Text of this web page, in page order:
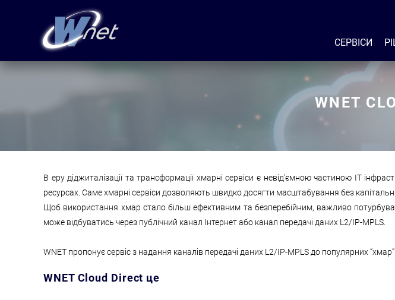
СЕРВІСИ
WNET
В еру діджиталізації та трансформації хмарні сервіси є невід'ємною частиною ІТ
ресурсах. Саме хмарні сервіси дозволяють швидко досягти масштабування без
Щоб використання хмар стало більш ефективним та безперебійним, важливо
може відбуватись через публічний канал Інтернет або канал передачі даних L2/IP-MPLS.
WNET пропонує сервісз надання каналів передачі даних L2/IP-MPLS до популярних
WNET Cloud Direct це